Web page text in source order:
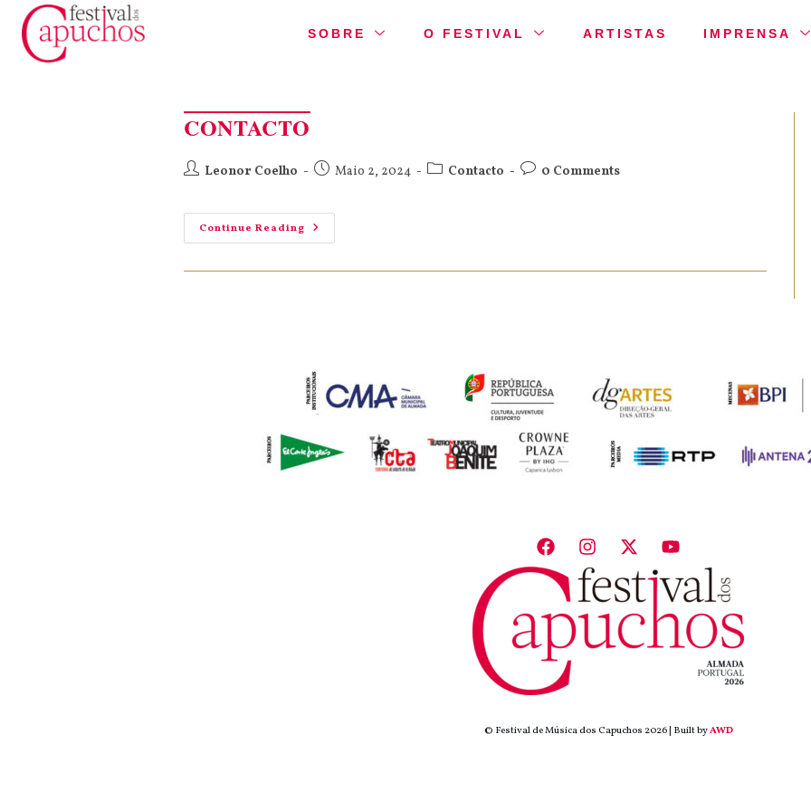
SOBRE O FESTIVAL ARTISTAS IMPRENSA
CONTACTO
Leonor Coelho Maio 2, 2024 Contacto 0 Comments
Continue Reading
© Festival de Música dos Capuchos 2026 | Built byAWD